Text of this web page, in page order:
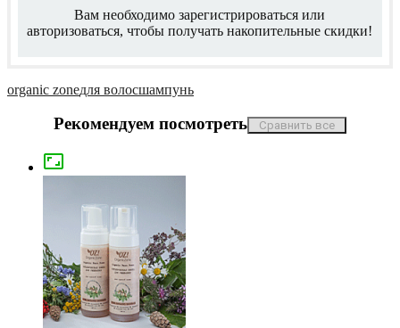
Вам необходимо зарегистрироваться или
авторизоваться, чтобы получать накопительные скидки!
organic zoneдля волосшампунь
Рекомендуем посмотреть
